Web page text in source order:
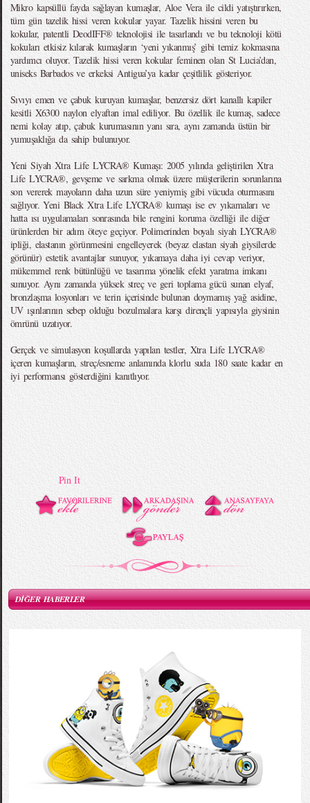
Mikro kapsüllü fayda sağlayan kumaşlar, Aloe Vera ile cildi yatıştırırken,
tüm gün tazelik hissi veren kokular yayar. Tazelik hissini veren bu
kokular, patentli DeodIFF® teknolojisi ile tasarlandı ve bu teknoloji kötü
kokuları etkisiz kılarak kumaşların ‘yeni yıkanmış’ gibi temiz kokmasına
yardımcı oluyor. Tazelik hissi veren kokular feminen olan St Lucia’dan,
uniseks Barbados ve erkeksi Antigua’ya kadar çeşitlilik gösteriyor.
Sıvıyı emen ve çabuk kuruyan kumaşlar, benzersiz dört kanallı kapiler
kesitli X6300 naylon elyaftan imal ediliyor. Bu özellik ile kumaş, sadece
nemi kolay atıp, çabuk kurumasının yanı sıra, aynı zamanda üstün bir
yumuşaklığa da sahip bulunuyor.
Yeni Siyah Xtra Life LYCRA® Kumaşı: 2005 yılında geliştirilen Xtra
Life LYCRA®, gevşeme ve sarkma olmak üzere müşterilerin sorunlarına
son vererek mayoların daha uzun süre yeniymiş gibi vücuda oturmasını
sağlıyor. Yeni Black Xtra Life LYCRA® kumaşı ise ev yıkamaları ve
hatta ısı uygulamaları sonrasında bile rengini koruma özelliği ile diğer
ürünlerden bir adım öteye geçiyor. Polimerinden boyalı siyah LYCRA®
ipliği, elastanın görünmesini engelleyerek (beyaz elastan siyah giysilerde
görünür) estetik avantajlar sunuyor, yıkamaya daha iyi cevap veriyor,
mükemmel renk bütünlüğü ve tasarıma yönelik efekt yaratma imkanı
sunuyor. Aynı zamanda yüksek streç ve geri toplama gücü sunan elyaf,
bronzlaşma losyonları ve terin içerisinde bulunan doymamış yağ asidine,
UV ışınlarının sebep olduğu bozulmalara karşı dirençli yapısıyla giysinin
ömrünü uzatıyor.
Gerçek ve simulasyon koşullarda yapılan testler, Xtra Life LYCRA®
içeren kumaşların, streç/esneme anlamında klorlu suda 180 saate kadar en
iyi performansı gösterdiğini kanıtlıyor.
Pin It
DİĞER HABERLER